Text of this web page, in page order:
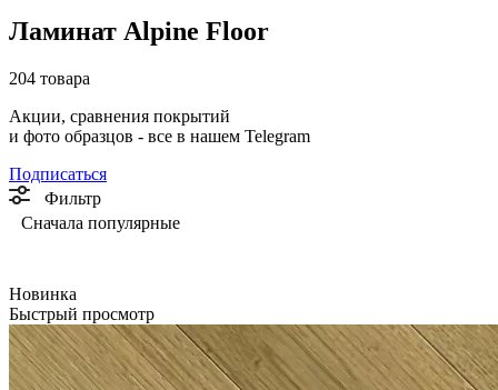
Ламинат Alpine Floor
204 товара
Акции, сравнения покрытий
и фото образцов - все в нашем Telegram
Подписаться
Фильтр
Сначала популярные
Новинка
Быстрый просмотр